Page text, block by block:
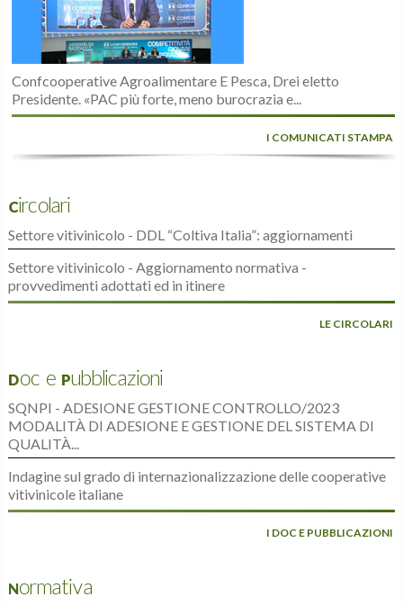
Confcooperative Agroalimentare E Pesca, Drei eletto
Presidente. «PAC più forte, meno burocrazia e...
I COMUNICATI STAMPA
Circolari
Settore vitivinicolo - DDL “Coltiva Italia”: aggiornamenti
Settore vitivinicolo - Aggiornamento normativa -
provvedimenti adottati ed in itinere
LE CIRCOLARI
Doc e Pubblicazioni
SQNPI - ADESIONE GESTIONE CONTROLLO/2023
MODALITÀ DI ADESIONE E GESTIONE DEL SISTEMA DI
QUALITÀ...
Indagine sul grado di internazionalizzazione delle cooperative
vitivinicole italiane
I DOC E PUBBLICAZIONI
Normativa